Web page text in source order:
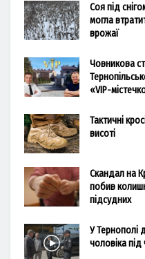
Соя під
могла
врожаї
Човникова
«VIP-
Тактичні
висоті
Скандал на
побив
підсудних
У Тернополі
чоловіка під